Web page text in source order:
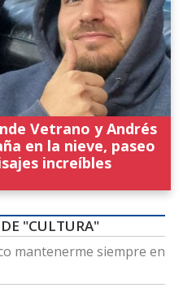
Vetrano y Andrés
en la nieve, paseo
increíbles
"CULTURA"
mantenerme siempre en